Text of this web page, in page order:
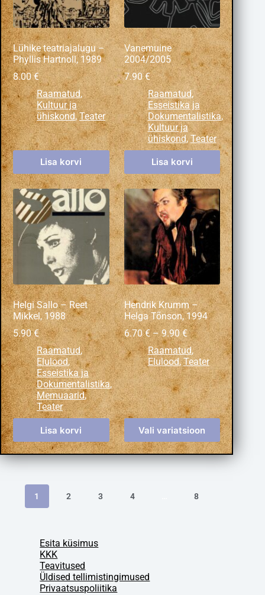
Lühike teatriajalugu –
Phyllis Hartnoll, 1989
8.00€
Raamatud,
Kultuur ja
ühiskond,Teater
Lisa korvi
Vanemuine
2004/2005
7.90€
Raamatud,
Esseistika ja
Dokumentalistika,
Kultuur ja
ühiskond,Teater
Lisa korvi
Helgi Sallo – Reet
Mikkel, 1988
5.90€
Raamatud,
Elulood,
Esseistika ja
Dokumentalistika,
Memuaarid,
Teater
Lisa korvi
Hendrik Krumm –
Helga Tõnson, 1994
6.70€ – 9.90€
Raamatud,
Elulood,Teater
Vali variatsioon
1 2 3 4 8
Esita küsimus
KKK
Teavitused
Üldised tellimistingimused
Privaatsuspoliitika